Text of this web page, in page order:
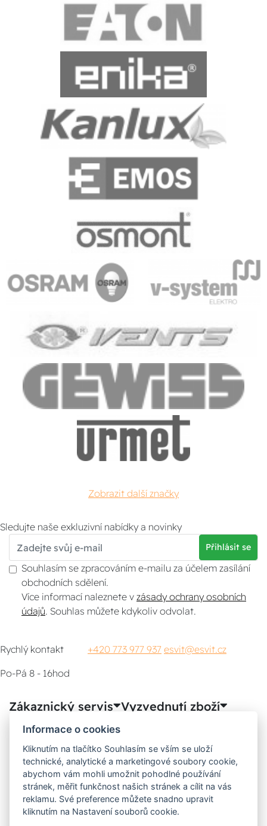
Zobrazit další značky
Sledujte naše exkluzivní nabídky a novinky
Přihlásit se
Souhlasím se zpracováním e-mailu za účelem zasílání
obchodních sdělení.
Více informací naleznete v zásady ochrany osobních
údajů . Souhlas můžete kdykoliv odvolat.
Rychlý kontakt +420 773 977 937 esvit@esvit.cz
Po-Pá 8 - 16hod
Zákaznický servis Vyzvednutí zboží
Poradna
Možnosti dopravy
Informace o cookies
Kliknutím na tlačítko Souhlasím se vším se uloží
technické, analytické a marketingové soubory cookie,
abychom vám mohli umožnit pohodlné používání
stránek, měřit funkčnost našich stránek a cílit na vás
reklamu. Své preference můžete snadno upravit
kliknutím na Nastavení souborů cookie.